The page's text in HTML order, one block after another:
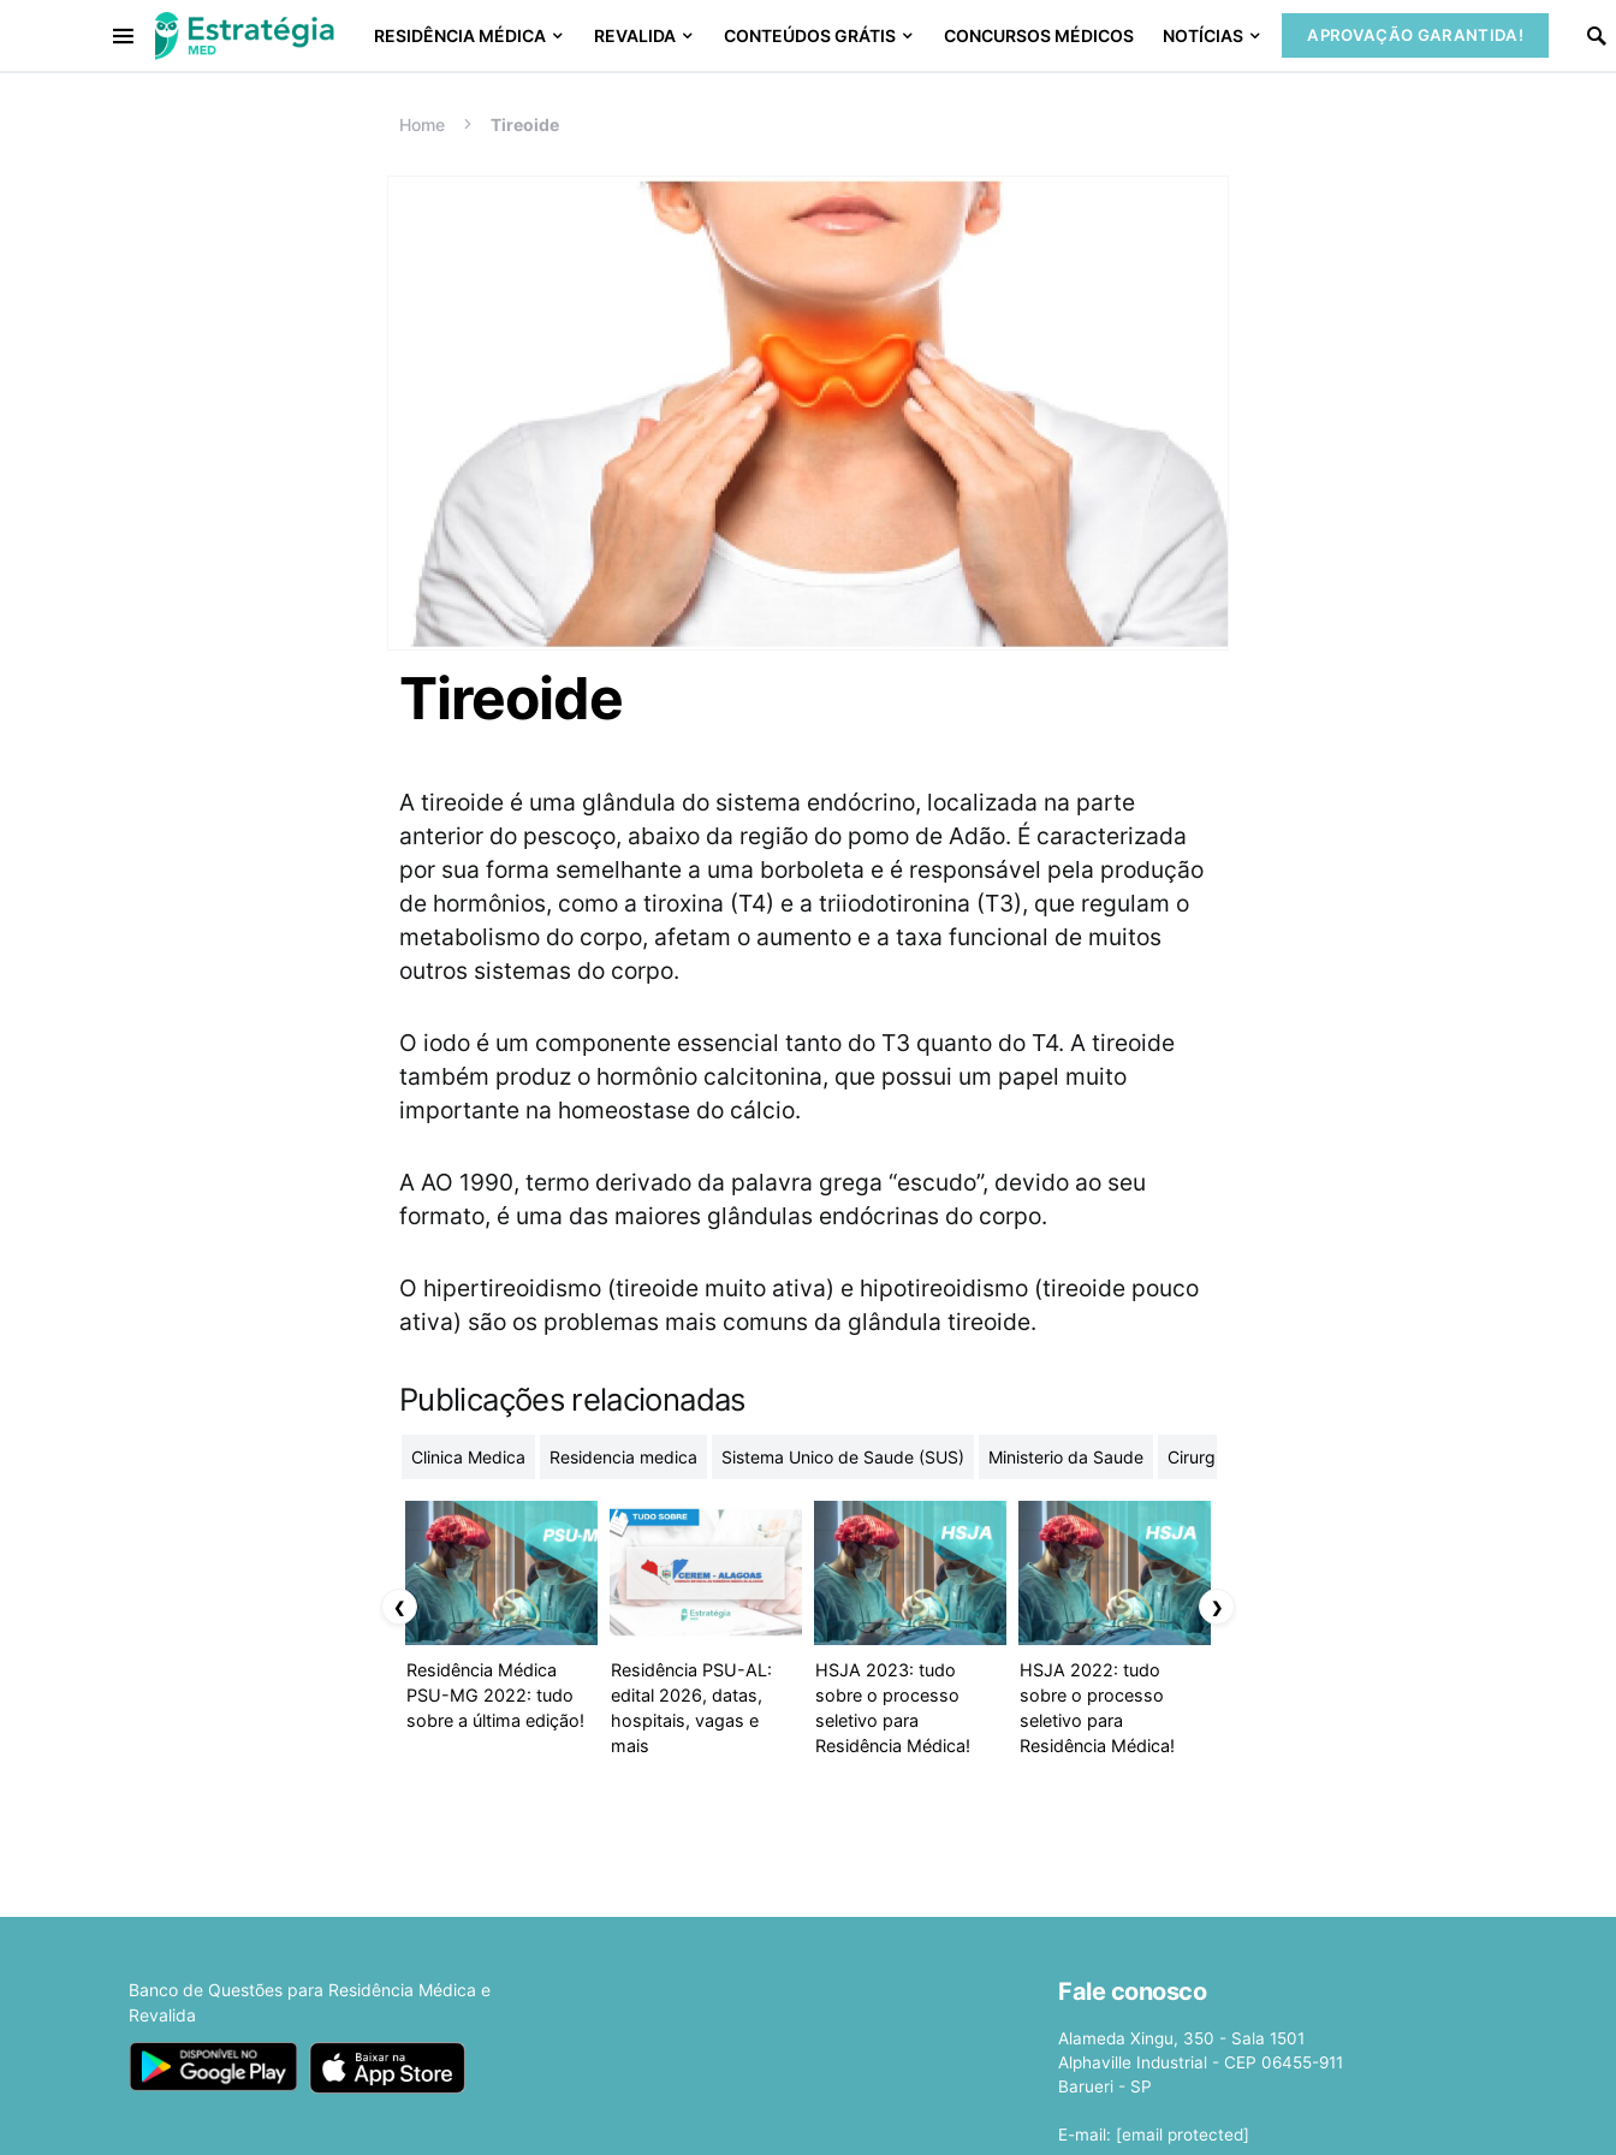
RESIDÊNCIA MÉDICA REVALIDA CONTEÚDOS GRÁTIS CONCURSOS MÉDICOS NOTÍCIAS APROVAÇÃO GARANTIDA!
Procurar:
Home Tireoide
Tireoide
A tireoide é uma glândula do sistema endócrino, localizada na parte
anterior do pescoço, abaixo da região do pomo de Adão. É caracterizada
por sua forma semelhante a uma borboleta e é responsável pela produção
de hormônios, como a tiroxina (T4) e a triiodotironina (T3), que regulam o
metabolismo do corpo, afetam o aumento e a taxa funcional de muitos
outros sistemas do corpo.
O iodo é um componente essencial tanto do T3 quanto do T4. A tireoide
também produz o hormônio calcitonina, que possui um papel muito
importante na homeostase do cálcio.
A AO 1990, termo derivado da palavra grega “escudo”, devido ao seu
formato, é uma das maiores glândulas endócrinas do corpo.
O hipertireoidismo (tireoide muito ativa) e hipotireoidismo (tireoide pouco
ativa) são os problemas mais comuns da glândula tireoide.
Publicações relacionadas
Clinica Medica Residencia medica Sistema Unico de Saude (SUS) Ministerio da Saude Cirurgia Geral
Residência Médica
PSU-MG 2022: tudo
sobre a última edição!
Residência PSU-AL:
edital 2026, datas,
hospitais, vagas e
mais
HSJA 2023: tudo
sobre o processo
seletivo para
Residência Médica!
HSJA 2022: tudo
sobre o processo
seletivo para
Residência Médica!
❮ ❯
Banco de Questões para Residência Médica e
Revalida
Fale conosco
Alameda Xingu, 350 - Sala 1501
Alphaville Industrial - CEP 06455-911
Barueri - SP
E-mail: [email protected]